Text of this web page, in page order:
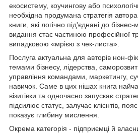
екосистему, коучингову або
необхідна продумана стратегія
книги, які логічно під'єднані до
видання стає частиною професійної
випадковою «мрією з чек-листа».
Послуга актуальна для авторів нон-
темами бізнесу, лідерства,
управління командами, маркетингу,
навичок. Саме в цих нішах книга
візитівки та одночасно запускає
підсилює статус, залучає клієнтів,
показує глибину мислення.
Окрема категорія - підприємці й